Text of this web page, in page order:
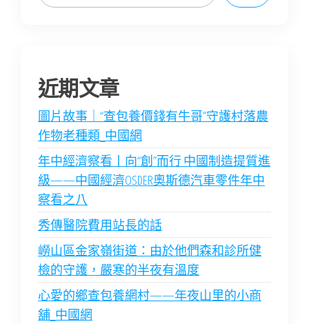
近期文章
圖片故事｜“查包養價錢有牛哥”守護村落農
作物老種類_中國網
年中經濟察看丨向“創”而行 中國制造提質進
級——中國經濟OSDER奧斯德汽車零件年中
察看之八
秀傳醫院費用站長的話
嶗山區金家嶺街道：由於他們森和診所健
檢的守護，嚴寒的半夜有溫度
心愛的鄉查包養網村——年夜山里的小商
舖_中國網